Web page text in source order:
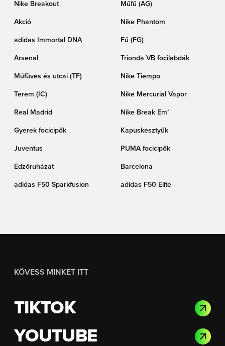
Nike Breakout Műfű (AG)
Akció Nike Phantom
adidas Immortal DNA Fű (FG)
Arsenal Trionda VB focilabdák
Műfüves és utcai (TF) Nike Tiempo
Terem (IC) Nike Mercurial Vapor
Real Madrid Nike Break Em’
Gyerek focicipők Kapuskesztyűk
Juventus PUMA focicipők
Edzőruházat Barcelona
adidas F50 Sparkfusion adidas F50 Elite
KÖVESS MINKET ITT
TIKTOK
YOUTUBE